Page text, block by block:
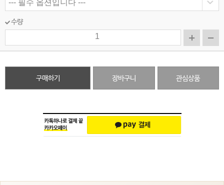
수량
구매하기 장바구니 관심상품